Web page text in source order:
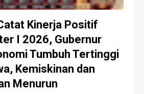
Kinerja Positif
I 2026, Gubernur
Tumbuh Tertinggi
Kemiskinan dan
Menurun